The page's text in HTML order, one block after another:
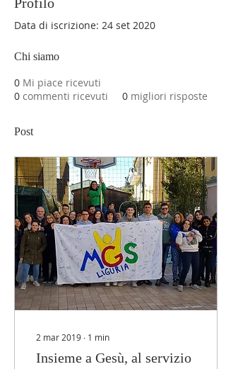
Data di iscrizione: 24 set 2020
Chi siamo
0 Mi piace ricevuti
0 commenti ricevuti 0 migliori risposte
Post
2 mar 2019 ∙ 1 min
Insieme a Gesù, al servizio